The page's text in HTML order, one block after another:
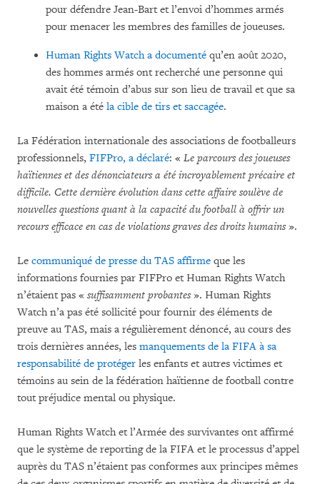
pour défendre Jean-Bart et l’envoi d’hommes armés
pour menacer les membres des familles de joueuses.
Human Rights Watch a documenté qu’en août 2020,
des hommes armés ont recherché une personne qui
avait été témoin d’abus sur son lieu de travail et que sa
maison a été la cible de tirs et saccagée.
La Fédération internationale des associations de footballeurs
professionnels, FIFPro, a déclaré: « Le parcours des joueuses
haïtiennes et des dénonciateurs a été incroyablement précaire et
difficile. Cette dernière évolution dans cette affaire soulève de
nouvelles questions quant à la capacité du football à offrir un
recours efficace en cas de violations graves des droits humains».
Le communiqué de presse du TAS affirme que les
informations fournies par FIFPro et Human Rights Watch
n’étaient pas « suffisamment probantes». Human Rights
Watch n’a pas été sollicité pour fournir des éléments de
preuve au TAS, mais a régulièrement dénoncé, au cours des
trois dernières années, les manquements de la FIFA à sa
responsabilité de protéger les enfants et autres victimes et
témoins au sein de la fédération haïtienne de football contre
tout préjudice mental ou physique.
Human Rights Watch et l’Armée des survivantes ont affirmé
que le système de reporting de la FIFA et le processus d’appel
auprès du TAS n’étaient pas conformes aux principes mêmes